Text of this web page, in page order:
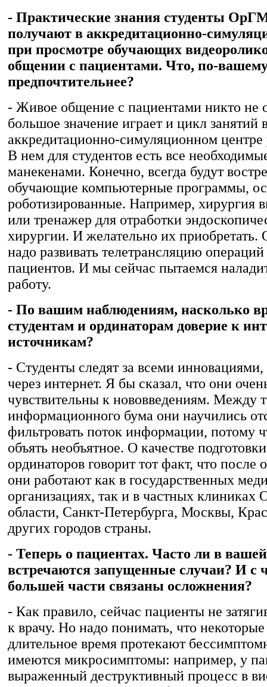
- Практические знания студенты
получают в аккредитационно-
при просмотре обучающих
общении с пациентами. Что, по-
предпочтительнее?
- Живое общение с пациентами никто не
большое значение играет и цикл занятий
аккредитационно-симуляционном центре
В нем для студентов есть все
манекенами. Конечно, всегда будут
обучающие компьютерные программы,
роботизированные. Например, хирургия
или тренажер для отработки
хирургии. И желательно их приобретать.
надо развивать телетрансляцию операций
пациентов. И мы сейчас пытаемся
работу.
- По вашим наблюдениям, насколько
студентам и ординаторам доверие к
источникам?
- Студенты следят за всеми
через интернет. Я бы сказал, что они
чувствительны к нововведениям. Между
информационного бума они научились
фильтровать поток информации, потому
объять необъятное. О качестве
ординаторов говорит тот факт, что после
они работают как в государственных
организациях, так и в частных клиниках
области, Санкт-Петербурга, Москвы,
других городов страны.
- Теперь о пациентах. Часто ли в
встречаются запущенные случаи? И с
большей части связаны осложнения?
- Как правило, сейчас пациенты не
к врачу. Но надо понимать, что некоторые
длительное время протекают
имеются микросимптомы: например, у
выраженный деструктивный процесс в